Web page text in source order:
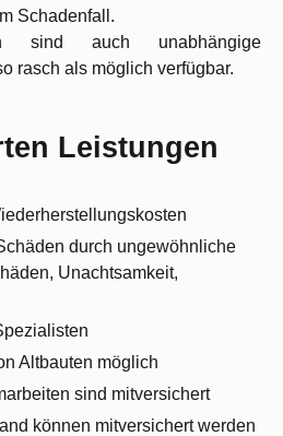
Schadenfall.
sind auch unabhängige
rasch als möglich verfügbar.
Leistungen
durch ungewöhnliche
Unachtsamkeit,
Altbauten möglich
sind mitversichert
können mitversichert werden